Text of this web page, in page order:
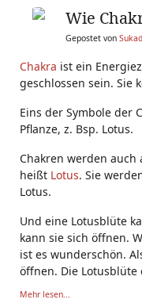
Wie
Gepostet von
Chakra ist ein
geschlossen sein. Sie
Eins der Symbole der
Pflanze, z. Bsp. Lotus.
Chakren werden auch
heißt Lotus. Sie
Lotus.
Und eine Lotusblüte
kann sie sich öffnen.
ist es wunderschön.
öffnen. Die Lotusblüte
Mehr lesen...